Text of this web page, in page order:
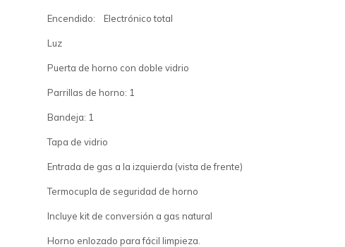
Encendido: Electrónico total
Luz
Puerta de horno con doble vidrio
Parrillas de horno: 1
Bandeja: 1
Tapa de vidrio
Entrada de gas a la izquierda (vista de frente)
Termocupla de seguridad de horno
Incluye kit de conversión a gas natural
Horno enlozado para fácil limpieza.